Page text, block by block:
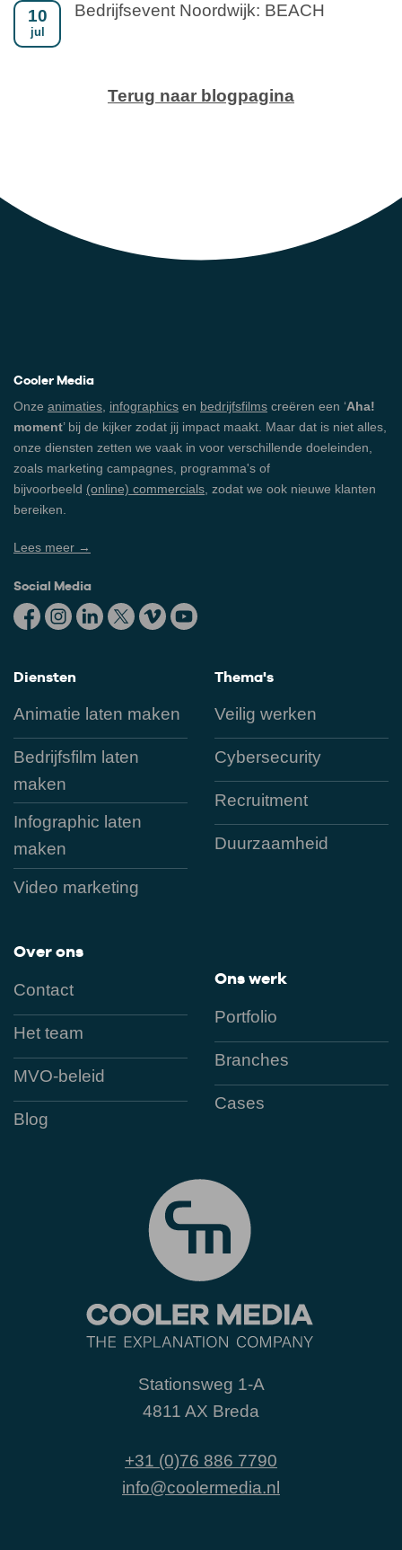
10
jul
Bedrijfsevent Noordwijk: BEACH
Terug naar blogpagina
Cooler Media
Onze animaties, infographics en bedrijfsfilms creëren een ‘Aha!
moment’ bij de kijker zodat jij impact maakt. Maar dat is niet alles,
onze diensten zetten we vaak in voor verschillende doeleinden,
zoals marketing campagnes, programma's of
bijvoorbeeld (online) commercials, zodat we ook nieuwe klanten
bereiken.
Lees meer →
Social Media
Diensten
Animatie laten maken
Bedrijfsfilm laten
maken
Infographic laten
maken
Video marketing
Over ons
Contact
Het team
MVO-beleid
Blog
Thema's
Veilig werken
Cybersecurity
Recruitment
Duurzaamheid
Ons werk
Portfolio
Branches
Cases
Stationsweg 1-A
4811 AX Breda
+31 (0)76 886 7790
info@coolermedia.nl